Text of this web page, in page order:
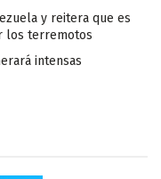
y reitera que es
los terremotos
intensas